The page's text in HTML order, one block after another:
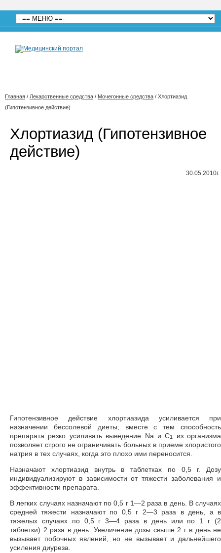
Главная / Лекарственные средства / Мочегонные средства / Хлортиазид
(Гипотензивное действие)
Хлортиазид (Гипотензивное
действие)
30.05.2010г.
Гипотензивное действие хлортиазида усиливается при
назначении бессолевой диеты; вместе с тем способность
препарата резко усиливать выведение Na и С1
из организма
позволяет строго не ограничивать больных в приеме хлористого
натрия в тех случаях, когда это плохо ими переносится.
Назначают хлортиазид внутрь в таблетках по 0,5 г. Дозу
индивидуализируют в зависимости от тяжести заболевания и
эффективности препарата.
В легких случаях назначают по 0,5 г 1—2 раза в день. В случаях
средней тяжести назначают по 0,5 г 2—3 раза в день, а в
тяжелых случаях по 0,5 г 3—4 раза в день или по 1 г (2
таблетки) 2 раза в день. Увеличение дозы свыше 2 г в день не
вызывает побочных явлений, но не вызывает и дальнейшего
усиления диуреза.